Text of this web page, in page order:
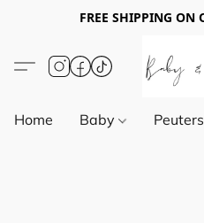
FREE SHIPPING ON
Home Baby